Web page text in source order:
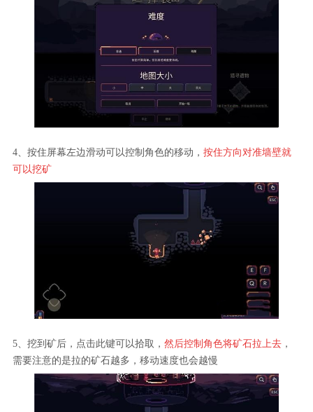
4、按住屏幕左边滑动可以控制角色的移动， 按住方向对准墙壁就
可以挖矿
5、挖到矿后，点击此键可以拾取， 然后控制角色将矿石拉上去，
需要注意的是拉的矿石越多，移动速度也会越慢